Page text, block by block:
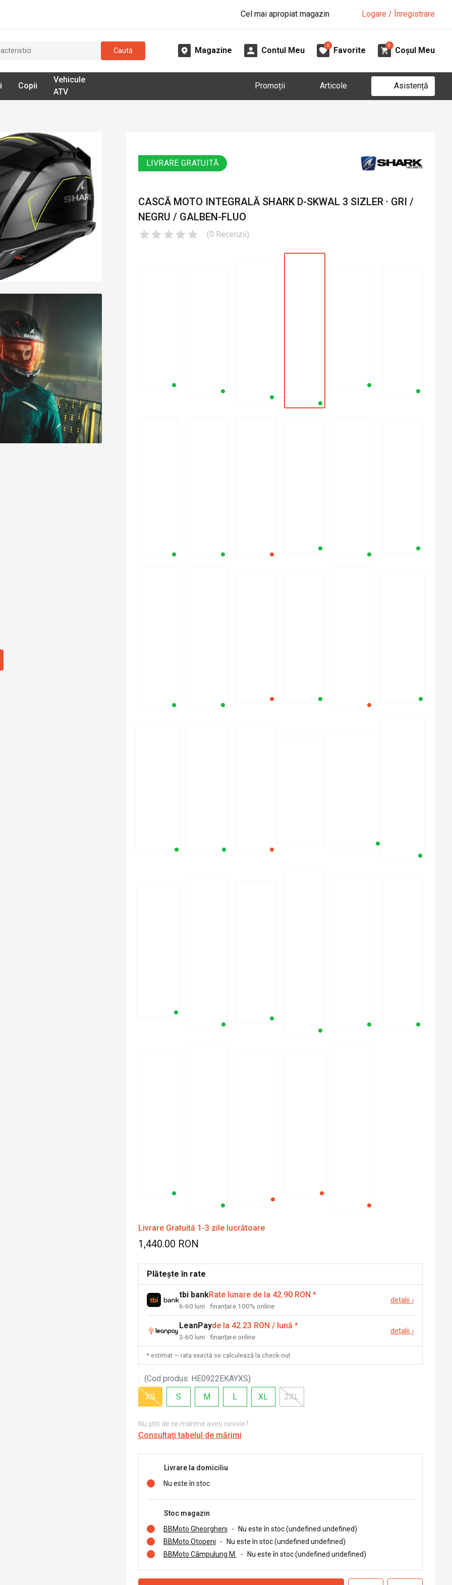
Cel mai apropiat magazin Logare / Înregistrare
Caută Magazine Contul Meu
0
Favorite
0
Coșul Meu
Copii
Vehicule
ATV
Promoții Articole Asistență
LIVRARE GRATUITĂ
CASCĂ MOTO INTEGRALĂ SHARK D-SKWAL 3 SIZLER · GRI /
NEGRU / GALBEN-FLUO
(0 Recenzii)
Livrare Gratuită 1-3 zile lucrătoare
1,440.00 RON
Plătește în rate
tbi bankRate lunare de la 42.90 RON *
6-60 luni · finanțare 100% online
detalii ›
LeanPayde la 42.23 RON / lună *
3-60 luni · finanțare online
detalii ›
* estimat — rata exactă se calculează la check-out
: (Cod produs: HE0922EKAYXS)
XS
S M L XL 2XL
Nu știți de ce mărime aveți nevoie?
Consultați tabelul de mărimi
Livrare la domiciliu
Nu este în stoc
Stoc magazin
BBMoto Gheorgheni
-
Nu este în stoc (undefined undefined)
BBMoto Otopeni
-
Nu este în stoc (undefined undefined)
BBMoto Câmpulung M.
- Nu este în stoc (undefined undefined)